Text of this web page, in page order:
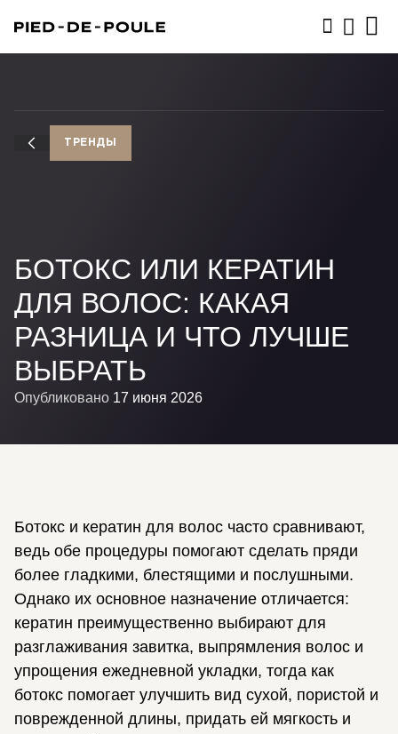
ТРЕНДЫ
БОТОКС ИЛИ КЕРАТИН
ДЛЯ ВОЛОС: КАКАЯ
РАЗНИЦА И ЧТО ЛУЧШЕ
ВЫБРАТЬ
Опубликовано 17 июня 2026
Ботокс и кератин для волос часто сравнивают,
ведь обе процедуры помогают сделать пряди
более гладкими, блестящими и послушными.
Однако их основное назначение отличается:
кератин преимущественно выбирают для
разглаживания завитка, выпрямления волос и
упрощения ежедневной укладки, тогда как
ботокс помогает улучшить вид сухой, пористой и
поврежденной длины, придать ей мягкость и